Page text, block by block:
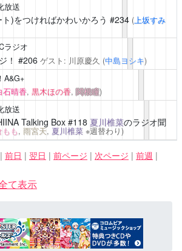
放送
)をつければかわいかろう #234 (上坂すみ
ラジオ
！ #206 ゲスト: 川原慶久 (中島ヨシキ)
A&G+
石晴香, 黒木ほの香,関根瞳)
放送
Talking Box#118 夏川椎菜のラジオ聞
もも, 雨宮天, 夏川椎菜※週替わり)
前日 | 翌日 | 前ページ | 次ページ | 前週 |
て表示